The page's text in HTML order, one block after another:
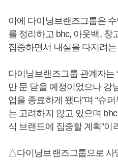
이에 다이닝브랜즈그룹은
를 정리하고 bhc, 아웃백, 창
집중하면서 내실을 다지려
다이닝브랜즈그룹 관계자는
만 문 닫을 예정이었으나 강
업을 종료하게 됐다”며 “슈
는 고려하지 않고 있으며
식 브랜드에 집중할 계획”이
△다이닝브랜즈그룹으로 사